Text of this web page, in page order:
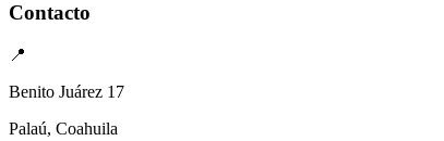
Contacto
📍
Benito Juárez 17
Palaú, Coahuila